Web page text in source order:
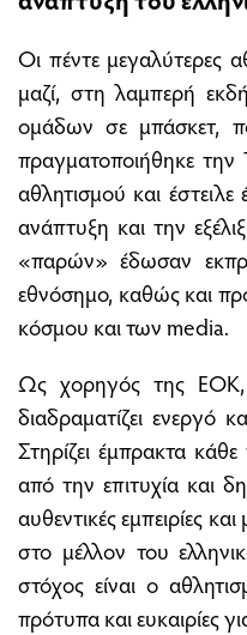
Οι πέντε μεγαλύτερες
μαζί, στη λαμπερή
ομάδων σε μπάσκετ,
πραγματοποιήθηκε την
αθλητισμού και
ανάπτυξη και την
«παρών» έδωσαν
εθνόσημο, καθώς και
κόσμου και των media.
Ως χορηγός της
διαδραματίζει ενεργό
Στηρίζει έμπρακτα
από την επιτυχία και
αυθεντικές εμπειρίες
στο μέλλον του
στόχος είναι ο
πρότυπα και ευκαιρίες